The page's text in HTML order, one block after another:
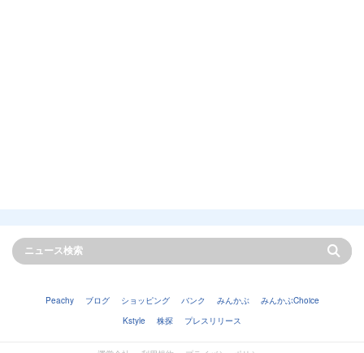
Peachy ブログ ショッピング バンク みんかぶ
みんかぶChoice
Kstyle
株探 プレスリリース